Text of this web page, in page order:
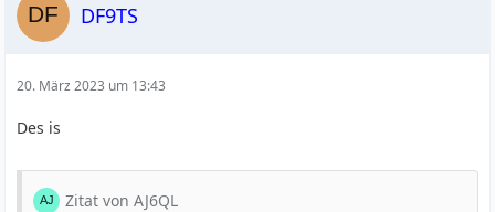
DF9TS
20. März 2023 um 13:43
Des is
Zitat von AJ6QL